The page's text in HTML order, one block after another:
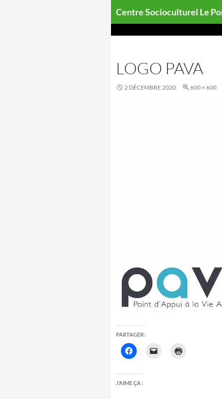
Centre Socioculturel Le
LOGO PAVA
2 DÉCEMBRE 2020 600 × 600
PARTAGER :
J’AIME ÇA :